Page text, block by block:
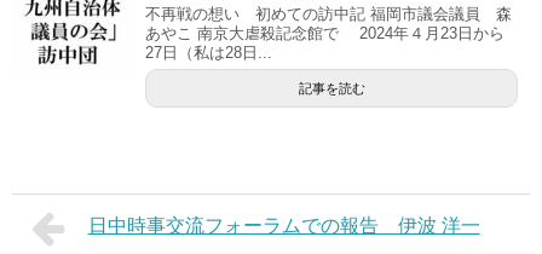
不再戦の想い 初めての訪中記 福岡市議会議員 森
あやこ 南京大虐殺記念館で 2024年４月23日から
27日（私は28日...
記事を読む
日中時事交流フォーラムでの報告 伊波 洋一